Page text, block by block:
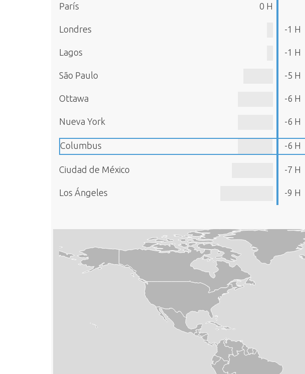
París 0 H
Londres -1 H
Lagos -1 H
São Paulo -5 H
Ottawa -6 H
Nueva York -6 H
Columbus -6 H
Ciudad de México -7 H
Los Ángeles -9 H